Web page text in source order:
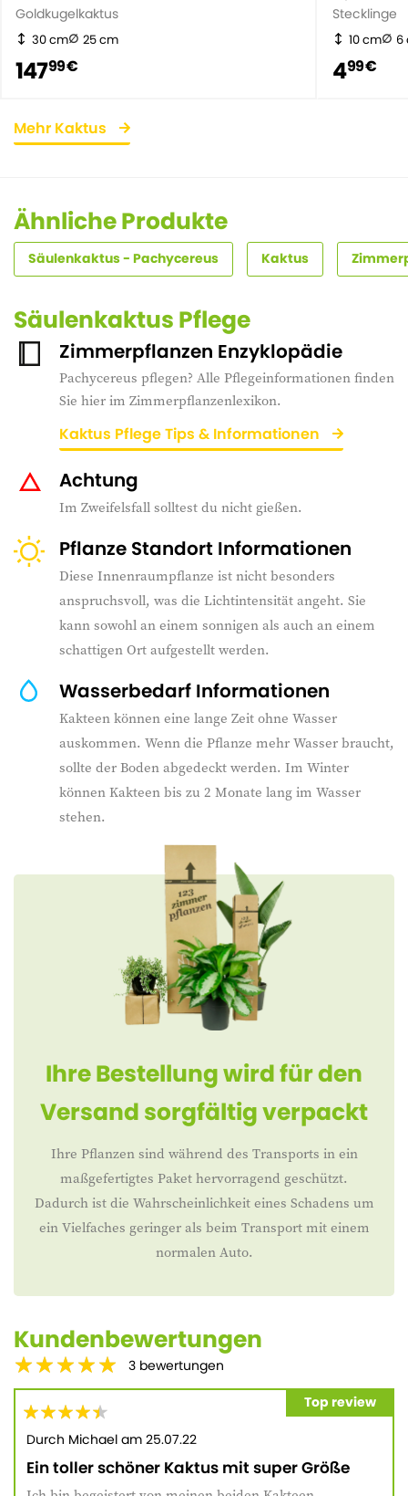
Goldkugelkaktus
30 cm 25 cm
14799 €
Stecklinge
10 cm 6
499 €
Mehr Kaktus
Ähnliche Produkte
Säulenkaktus - Pachycereus Kaktus
Säulenkaktus Pflege
Zimmerpflanzen Enzyklopädie
Pachycereus pflegen? Alle Pflegeinformationen finden
Sie hier im Zimmerpflanzenlexikon.
Kaktus Pflege Tips & Informationen
Achtung
Im Zweifelsfall solltest du nicht gießen.
Pflanze Standort Informationen
Diese Innenraumpflanze ist nicht besonders
anspruchsvoll, was die Lichtintensität angeht. Sie
kann sowohl an einem sonnigen als auch an einem
schattigen Ort aufgestellt werden.
Wasserbedarf Informationen
Kakteen können eine lange Zeit ohne Wasser
auskommen. Wenn die Pflanze mehr Wasser braucht,
sollte der Boden abgedeckt werden. Im Winter
können Kakteen bis zu 2 Monate lang im Wasser
stehen.
Ihre Bestellung wird für den
Versand sorgfältig verpackt
Ihre Pflanzen sind während des Transports in ein
maßgefertigtes Paket hervorragend geschützt.
Dadurch ist die Wahrscheinlichkeit eines Schadens um
ein Vielfaches geringer als beim Transport mit einem
normalen Auto.
Kundenbewertungen
3 bewertungen
Top review
Durch Michael am 25.07.22
Ein toller schöner Kaktus mit super Größe